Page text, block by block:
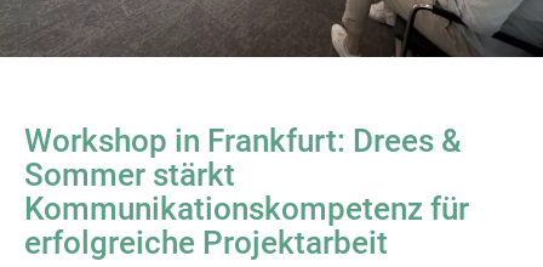
Workshop in Frankfurt: Drees &
Sommer stärkt
Kommunikationskompetenz für
erfolgreiche Projektarbeit